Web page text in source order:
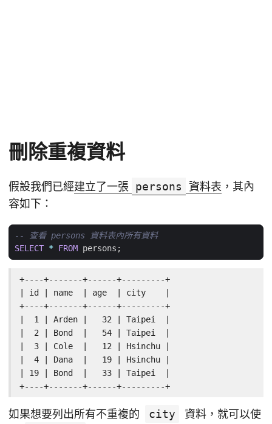
刪除重複資料
假設我們已經建立了一張 persons 資料表 ，其內
容如下：
SELECT * FROM persons ;
+----+-------+------+---------+
| id | name  | age  | city    |
+----+-------+------+---------+
|  1 | Arden |   32 | Taipei  |
|  2 | Bond  |   54 | Taipei  |
|  3 | Cole  |   12 | Hsinchu |
|  4 | Dana  |   19 | Hsinchu |
| 19 | Bond  |   33 | Taipei  |
+----+-------+------+---------+
如果想要列出所有不重複的 city
資料，就可以使